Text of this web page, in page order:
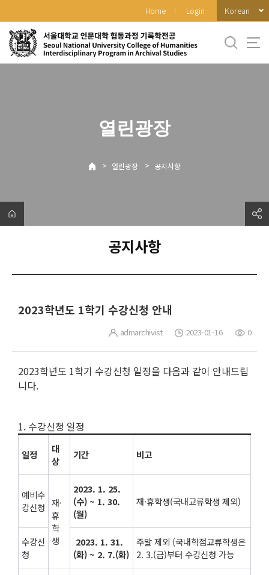
로
메
Home Login Korean
열린광장
> 열린광장 > 공지사항
공지사항
2023학년도 1학기 수강신청 안내
admarchivist 2023-01-16 0
2023학년도 1학기 수강신청 일정을 다음과 같이 안내드립
니다.
1. 수강신청 일정
일정
대
상
기간 비고
예비수
강신청 재·
휴
학
생
2023. 1. 25.
(수) ~ 1. 30.
(월)
재·휴학생(국내교류학생 제외)
수강신
청
2023. 1. 31.
(화) ~ 2. 7.(화)
주말 제외 (국내학점교류학생은
2. 3.(금)부터 수강신청 가능